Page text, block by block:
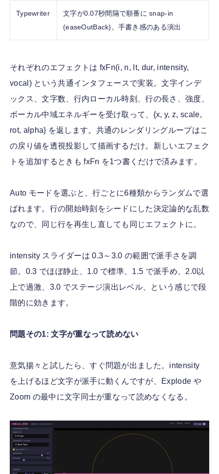
Typewriter
文字が0.07秒間隔で順番に snap-in
(easeOutBack)。手書き感のある演出
それぞれのエフェクトは fxFn(i, n, lt, dur, intensity,
vocal) という共通インタフェースで実装。文字インデ
ックス、文字数、行内ローカル時刻、行の長さ、強度、
ボーカル中域エネルギーを受け取って、{x, y, z, scale,
rot, alpha} を返します。共通のレンダリングループはこ
の戻り値を透視投影して描画するだけ。新しいエフェク
トを追加するときも fxFn を1つ書くだけで済みます。
Auto モードを選ぶと、行ごとに6種類からランダムで選
ばれます。行の開始時刻をシードにした決定論的な乱数
なので、同じ行を再生し直しても同じエフェクトに。
intensity スライダーは 0.3～3.0 の範囲で派手さを調
節。0.3 でほぼ静止、1.0 で標準、1.5 で派手め、2.0以
上で過激、3.0 でステージ演出レベル、という感じで段
階的に効きます。
問題その1: 文字が重なって読めない
意気揚々と試したら、すぐ問題が出ました。intensity
を上げるほど文字が派手に動くんですが、Explode や
Zoom の最中に文字同士が重なって読めなくなる。